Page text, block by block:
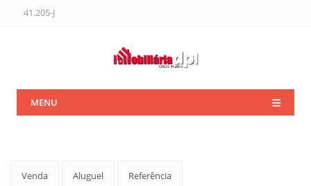
41.205-J
MENU
Venda Aluguel Referência